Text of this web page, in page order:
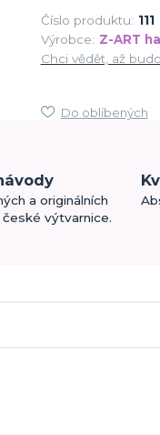
Číslo produktu: 111
Výrobce: Z-ART
Chci vědět, až
Do oblíbených
a originálních
výtvarnice.